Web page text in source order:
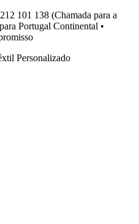
101 138 (Chamada para a
Portugal Continental •
Personalizado